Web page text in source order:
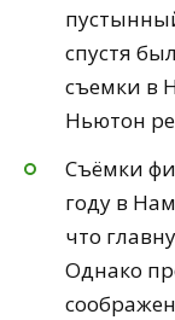
спустя
съемки в
Ньютон
Съёмки
году в
что
Однако